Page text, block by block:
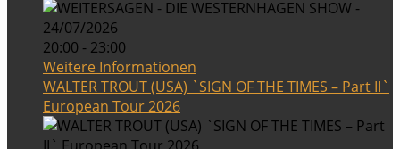
24/07/2026
20:00 - 23:00
Weitere Informationen
WALTER TROUT (USA) `SIGN OF THE TIMES – Part II`
European Tour 2026